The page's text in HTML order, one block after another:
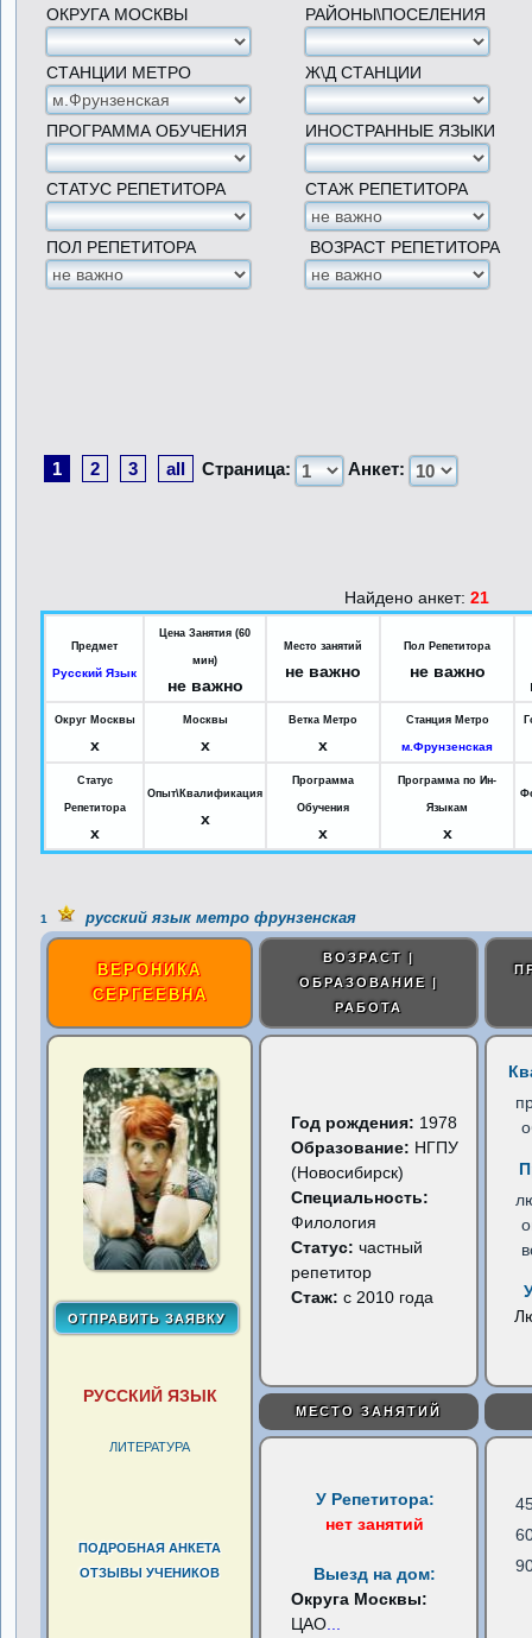
ОКРУГА МОСКВЫ РАЙОНЫ\ПОСЕЛЕНИЯ
СТАНЦИИ МЕТРО Ж\Д СТАНЦИИ
ПРОГРАММА ОБУЧЕНИЯ ИНОСТРАННЫЕ ЯЗЫКИ
СТАТУС РЕПЕТИТОРА СТАЖ РЕПЕТИТОРА
ПОЛ РЕПЕТИТОРА ВОЗРАСТ РЕПЕТИТОРА
1 2 3 all Страница: Анкет:
Найдено анкет: 21
Предмет
Русский Язык
Цена Занятия (60
мин)
не важно
Место занятий
не важно
Пол Репетитора
не важно
Округ Москвы
x
Москвы
x
Ветка Метро
x
Станция Метро
м.Фрунзенская
Статус
Репетитора
x
Опыт\Квалификация
x
Программа
Обучения
x
Программа по Ин-
Языкам
x
1 русский язык метро фрунзенская
ВЕРОНИКА
СЕРГЕЕВНА
ВОЗРАСТ |
ОБРАЗОВАНИЕ |
РАБОТА
РУССКИЙ ЯЗЫК
ЛИТЕРАТУРА
ПОДРОБНАЯ АНКЕТА
ОТЗЫВЫ УЧЕНИКОВ
Год рождения: 1978
Образование: НГПУ
(Новосибирск)
Специальность:
Филология
Статус:частный
репетитор
Стаж: с 2010 года
МЕСТО ЗАНЯТИЙ
У Репетитора:
нет занятий
Выезд на дом:
Округа Москвы:
ЦАО